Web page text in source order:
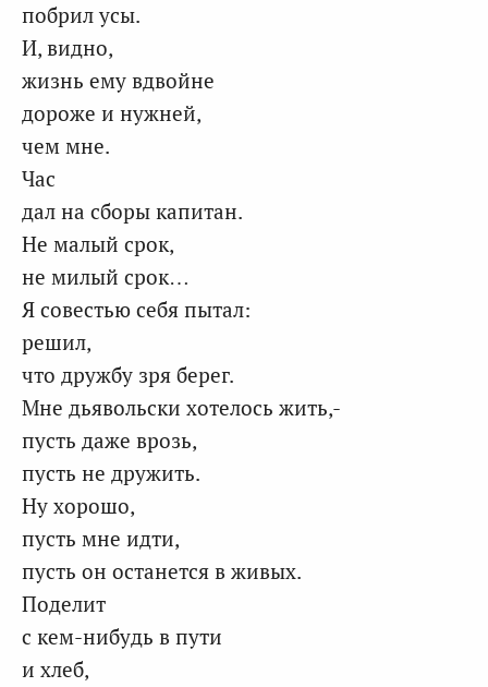
побрил усы.
И, видно,
жизнь ему вдвойне
дороже и нужней,
чем мне.
Час
дал на сборы капитан.
Не малый срок,
не милый срок…
Я совестью себя пытал:
решил,
что дружбу зря берег.
Мне дьявольски хотелось жить,-
пусть даже врозь,
пусть не дружить.
Ну хорошо,
пусть мне идти,
пусть он останется в живых.
Поделит
с кем-нибудь в пути
и хлеб,